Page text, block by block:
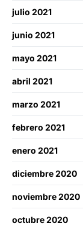
julio 2021
junio 2021
mayo 2021
abril 2021
marzo 2021
febrero 2021
enero 2021
diciembre 2020
noviembre 2020
octubre 2020